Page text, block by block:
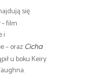
się
– film
i
– oraz Cicha
u boku Keiry